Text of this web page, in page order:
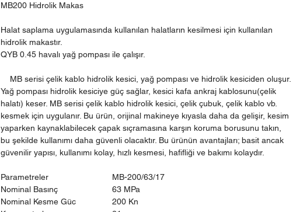
MB200 Hidrolik Makas
Halat saplama uygulamasında kullanılan halatların kesilmesi için kullanılan
hidrolik makastır.
QYB 0.45 havalı yağ pompası ile çalışır.
MB serisi çelik kablo hidrolik kesici, yağ pompası ve hidrolik kesiciden oluşur.
Yağ pompası hidrolik kesiciye güç sağlar, kesici kafa ankraj kablosunu(çelik
halatı) keser. MB serisi çelik kablo hidrolik kesici, çelik çubuk, çelik kablo vb.
kesmek için uygulanır. Bu ürün, orijinal makineye kıyasla daha da gelişir, kesim
yaparken kaynaklabilecek çapak sıçramasına karşın koruma borusunu takın,
bu şekilde kullanımı daha güvenli olacaktır. Bu ürünün avantajları; basit ancak
güvenilir yapısı, kullanımı kolay, hızlı kesmesi, hafifliği ve bakımı kolaydır.
Parametreler
MB-200/63/17
Nominal Basınç
63 MPa
Nominal Kesme Güc
200 Kn